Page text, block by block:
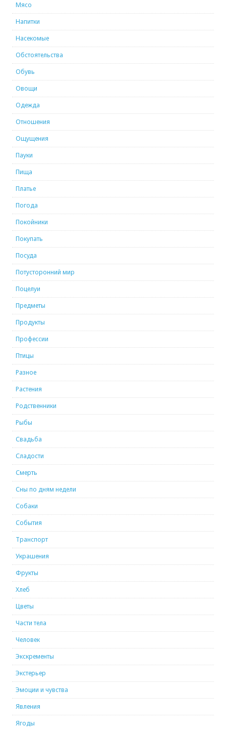
Мясо
Напитки
Насекомые
Обстоятельства
Обувь
Овощи
Одежда
Отношения
Ощущения
Пауки
Пища
Платье
Погода
Покойники
Покупать
Посуда
Потусторонний мир
Поцелуи
Предметы
Продукты
Профессии
Птицы
Разное
Растения
Родственники
Рыбы
Свадьба
Сладости
Смерть
Сны по дням недели
Собаки
События
Транспорт
Украшения
Фрукты
Хлеб
Цветы
Части тела
Человек
Экскременты
Экстерьер
Эмоции и чувства
Явления
Ягоды